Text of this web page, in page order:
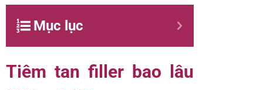
Mục lục
Tiêm tan filler bao lâu